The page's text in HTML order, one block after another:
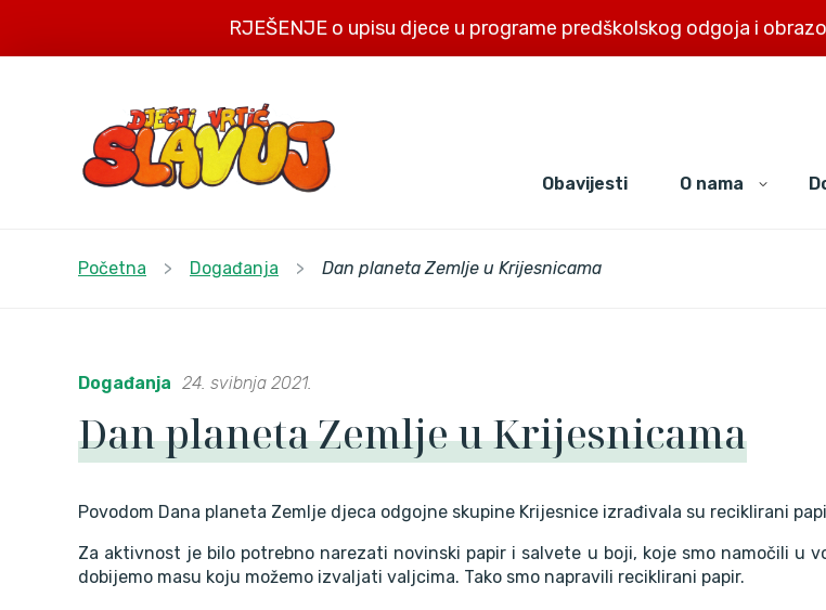
RJEŠENJE o upisu djece u programe predškolskog odgoja i
Obavijesti O nama
Početna > Događanja > Dan planeta Zemlje u Krijesnicama
Događanja 24. svibnja 2021.
Dan planeta Zemlje u Krijesnicama
Povodom Dana planeta Zemlje djeca odgojne skupine Krijesnice izrađivala su reciklirani
Za aktivnost je bilo potrebno narezati novinski papir i salvete u boji, koje smo namočili u
dobijemo masu koju možemo izvaljati valjcima. Tako smo napravili reciklirani papir.